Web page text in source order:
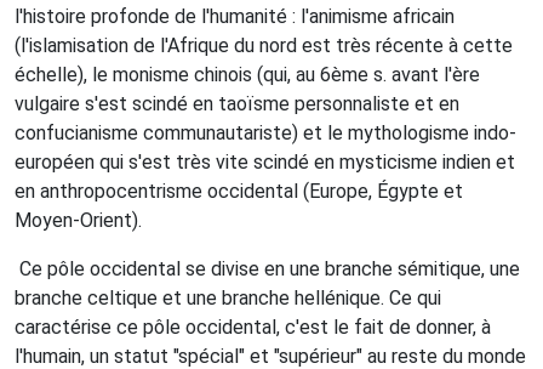
l'histoire profonde de l'humanité : l'animisme africain
(l'islamisation de l'Afrique du nord est très récente à cette
échelle), le monisme chinois (qui, au 6ème s. avant l'ère
vulgaire s'est scindé en taoïsme personnaliste et en
confucianisme communautariste) et le mythologisme indo-
européen qui s'est très vite scindé en mysticisme indien et
en anthropocentrisme occidental (Europe, Égypte et
Moyen-Orient).
Ce pôle occidental se divise en une branche sémitique, une
branche celtique et une branche hellénique. Ce qui
caractérise ce pôle occidental, c'est le fait de donner, à
l'humain, un statut "spécial" et "supérieur" au reste du monde